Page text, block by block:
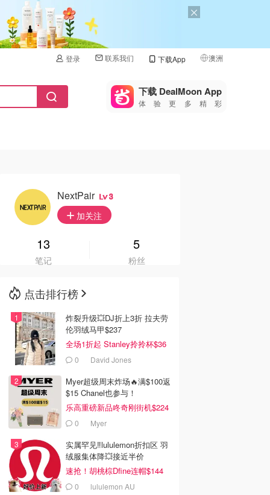
登录 联系我们 下载App 澳洲
🇺🇸
🇨🇳 中国
🇦🇺
下载 DealMoon App
体验更多精彩
NextPair 3
加关注
13
笔记
5
粉丝
点击排行榜
炸裂升级💥DJ折上3折 拉夫劳
伦羽绒马甲$237
全场1折起 Stanley拎拎杯$36
0 David Jones
Myer超级周末炸场🔥满$100返
$15 Chanel也参与！
乐高重磅新品咚奇刚街机$224
0 Myer
实属罕见‼️lululemon折扣区 羽
绒服集体降💥接近半价
速抢！胡桃棕Dfine连帽$144
0 lululemon AU